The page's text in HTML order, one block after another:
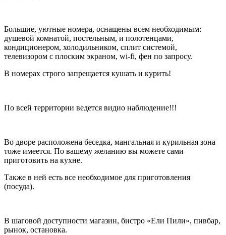
Большие, уютные номера, оснащены всем необходимым:
душевой комнатой, постельным, и полотенцами,
кондиционером, холодильником, сплит системой,
телевизором с плоским экраном, wi-fi, фен по запросу.
В номерах строго запрещается кушать и курить!
По всей территории ведется видио наблюдение!!!
Во дворе расположена беседка, мангальная и курильная зона
тоже имеется. По вашему желанию вы можете сами
приготовить на кухне.
Также в ней есть все необходимое для приготовления
(посуда).
В шаговой доступности магазин, бистро «Ели Пили», пивбар,
рынок, остановка.